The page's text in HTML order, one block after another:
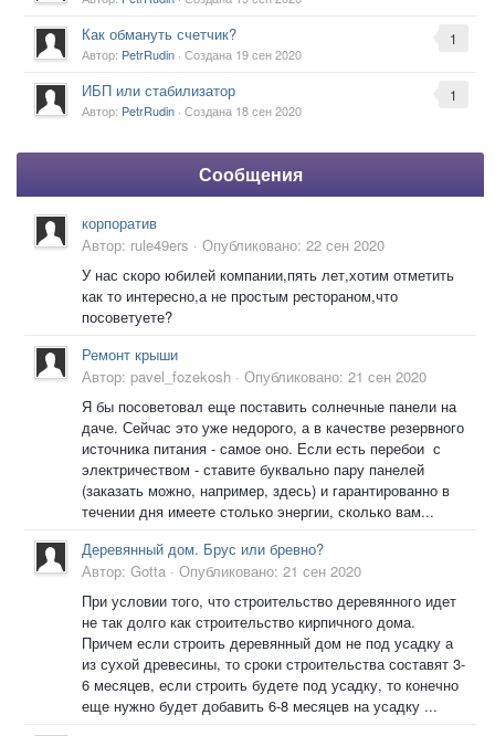
1
Как обмануть счетчик?
Автор: PetrRudin · Создана 19 сен 2020
1
ИБП или стабилизатор
Автор: PetrRudin · Создана 18 сен 2020
Сообщения
корпоратив
Автор: rule49ers · Опубликовано: 22 сен 2020
У нас скоро юбилей компании,пять лет,хотим отметить
как то интересно,а не простым рестораном,что
посоветуете?
Ремонт крыши
Автор: pavel_fozekosh · Опубликовано: 21 сен 2020
Я бы посоветовал еще поставить солнечные панели на
даче. Сейчас это уже недорого, а в качестве резервного
источника питания - самое оно. Если есть перебои с
электричеством - ставите буквально пару панелей
(заказать можно, например, здесь) и гарантированно в
течении дня имеете столько энергии, сколько вам...
Деревянный дом. Брус или бревно?
Автор: Gotta · Опубликовано: 21 сен 2020
При условии того, что строительство деревянного идет
не так долго как строительство кирпичного дома.
Причем если строить деревянный дом не под усадку а
из сухой древесины, то сроки строительства составят 3-
6 месяцев, если строить будете под усадку, то конечно
еще нужно будет добавить 6-8 месяцев на усадку ...